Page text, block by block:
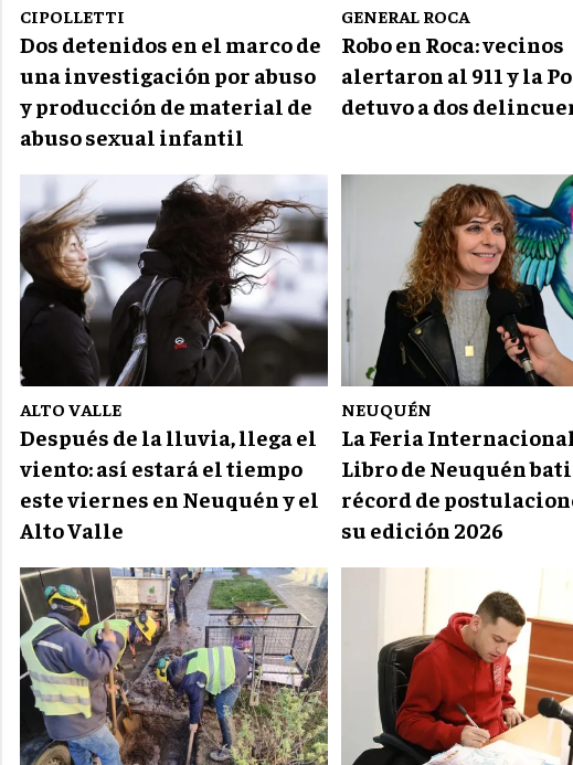
CIPOLLETTI
Dos detenidos en el marco de
una investigación por abuso
y producción de material de
abuso sexual infantil
GENERAL ROCA
Robo en Roca: vecinos
alertaron al 911 y la
detuvo a dos
ALTO VALLE
Después de la lluvia, llega el
viento: así estará el tiempo
este viernes en Neuquén y el
Alto Valle
NEUQUÉN
La Feria
Libro de Neuquén
récord de
su edición 2026